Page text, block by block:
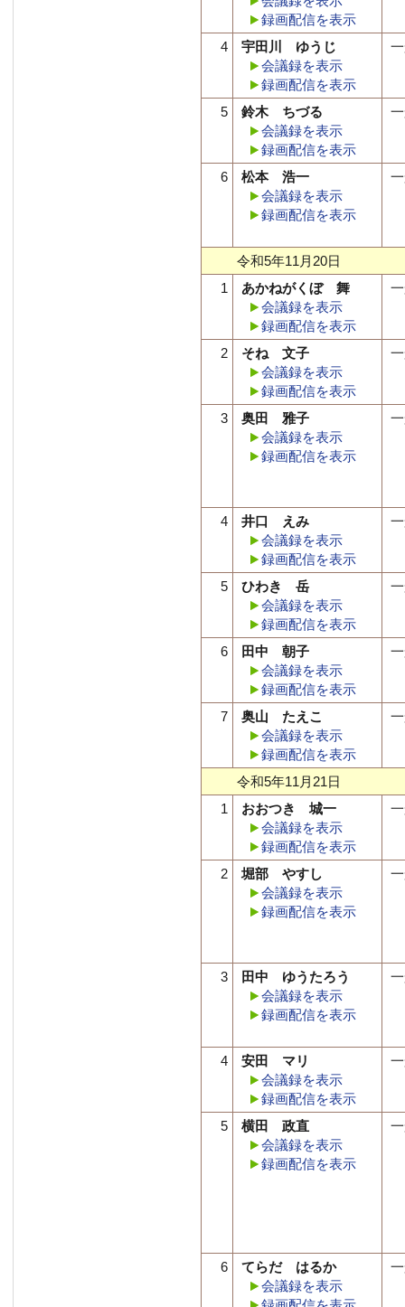
録画配信を表示
4
宇田川 ゆうじ
会議録を表示
録画配信を表示
5
鈴木 ちづる
会議録を表示
録画配信を表示
6
松本 浩一
会議録を表示
録画配信を表示
令和5年11月20日
1
あかねがくぼ 舞
会議録を表示
録画配信を表示
2
そね 文子
会議録を表示
録画配信を表示
3
奥田 雅子
会議録を表示
録画配信を表示
4
井口 えみ
会議録を表示
録画配信を表示
5
ひわき 岳
会議録を表示
録画配信を表示
6
田中 朝子
会議録を表示
録画配信を表示
7
奥山 たえこ
会議録を表示
録画配信を表示
令和5年11月21日
1
おおつき 城一
会議録を表示
録画配信を表示
2
堀部 やすし
会議録を表示
録画配信を表示
3
田中 ゆうたろう
会議録を表示
録画配信を表示
4
安田 マリ
会議録を表示
録画配信を表示
5
横田 政直
会議録を表示
録画配信を表示
6
てらだ はるか
会議録を表示